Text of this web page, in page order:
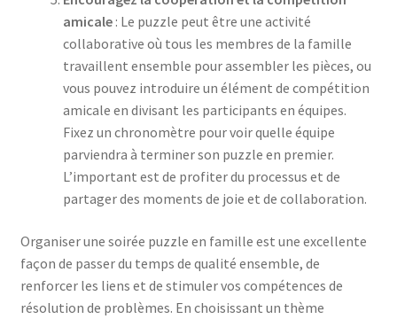
amicale: Le puzzle peut être une activité
collaborative où tous les membres de la famille
travaillent ensemble pour assembler les pièces, ou
vous pouvez introduire un élément de compétition
amicale en divisant les participants en équipes.
Fixez un chronomètre pour voir quelle équipe
parviendra à terminer son puzzle en premier.
L’important est de profiter du processus et de
partager des moments de joie et de collaboration.
Organiser une soirée puzzle en famille est une excellente
façon de passer du temps de qualité ensemble, de
renforcer les liens et de stimuler vos compétences de
résolution de problèmes. En choisissant un thème